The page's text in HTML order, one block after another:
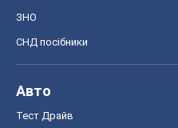
ЗНО
СНД посібники
Авто
Тест Драйв